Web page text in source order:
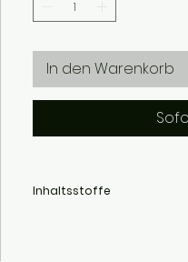
In den Warenkorb
Inhaltsstoffe